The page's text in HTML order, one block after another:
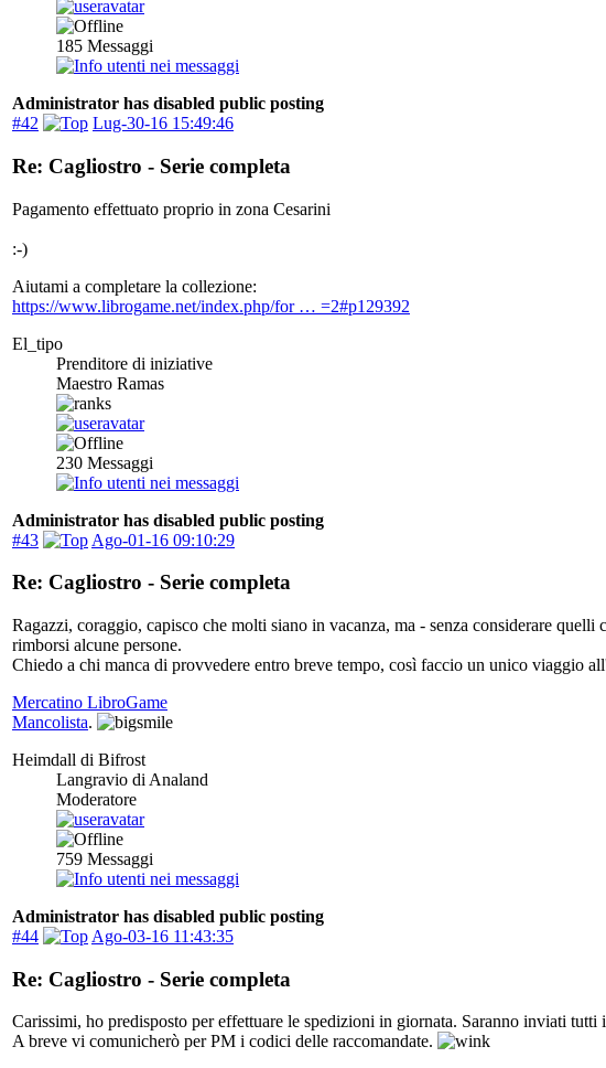
185 Messaggi
Administrator has disabled public posting
#42
Lug-30-16 15:49:46
Re: Cagliostro - Serie completa
Pagamento effettuato proprio in zona Cesarini
:-)
Aiutami a completare la collezione:
https://www.librogame.net/index.php/for … =2#p129392
El_tipo
Prenditore di iniziative
Maestro Ramas
230 Messaggi
Administrator has disabled public posting
#43
Ago-01-16 09:10:29
Re: Cagliostro - Serie completa
Ragazzi, coraggio, capisco che molti siano in vacanza, ma - senza considerare
rimborsi alcune persone.
Chiedo a chi manca di provvedere entro breve tempo, così faccio un unico viaggio
Mercatino LibroGame
Mancolista.
Heimdall di Bifrost
Langravio di Analand
Moderatore
759 Messaggi
Administrator has disabled public posting
#44
Ago-03-16 11:43:35
Re: Cagliostro - Serie completa
Carissimi, ho predisposto per effettuare le spedizioni in giornata. Saranno inviati
A breve vi comunicherò per PM i codici delle raccomandate.